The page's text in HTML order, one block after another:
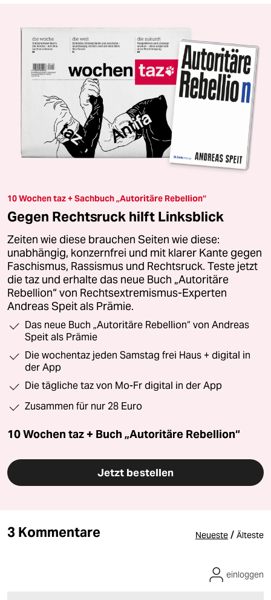
10 Wochen taz + Sachbuch „Autoritäre Rebellion“
Gegen Rechtsruck hilft Linksblick
Zeiten wie diese brauchen Seiten wie diese:
unabhängig, konzernfrei und mit klarer Kante gegen
Faschismus, Rassismus und Rechtsruck. Teste jetzt
die taz und erhalte das neue Buch „Autoritäre
Rebellion“ von Rechtsextremismus-Experten
Andreas Speit als Prämie.
Das neue Buch „Autoritäre Rebellion“ von Andreas
Speit als Prämie
Die wochentaz jeden Samstag frei Haus + digital in
der App
Die tägliche taz von Mo-Fr digital in der App
Zusammen für nur 28 Euro
10 Wochen taz + Buch „Autoritäre Rebellion“
Jetzt bestellen
3 Kommentare Neueste / Älteste
einloggen